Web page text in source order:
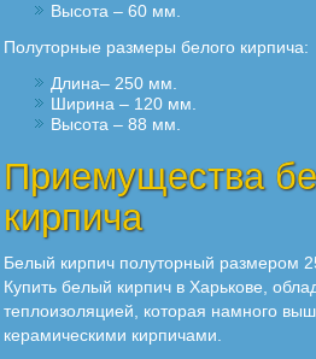
Высота – 60 мм.
Полуторные размеры белого кирпича:
Длина– 250 мм.
Ширина – 120 мм.
Высота – 88 мм.
Приемущества
кирпича
Белый кирпич полуторный размером
Купить белый кирпич в Харькове,
теплоизоляцией, которая намного
керамическими кирпичами.